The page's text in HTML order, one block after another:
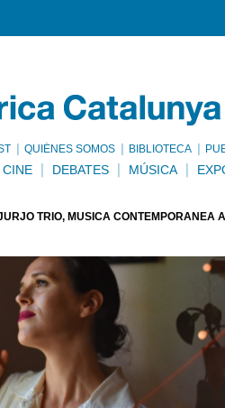
QUIÉNES SOMOS BIBLIOTECA
CINE DEBATES MÚSICA
TRÍO, MÚSICA CONTEMPORÁNEA